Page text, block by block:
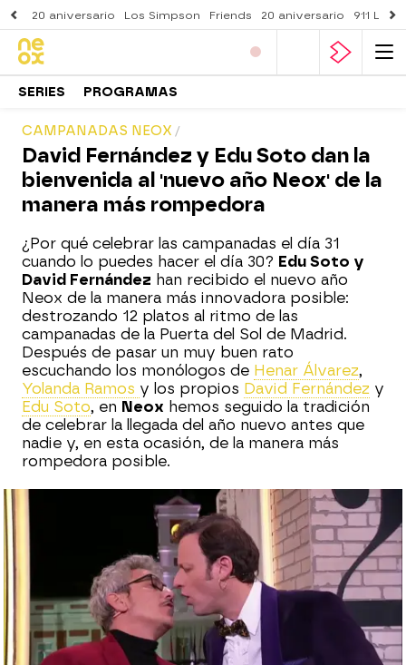
20 aniversario Los Simpson Friends 20 aniversario 911
SERIES PROGRAMAS
CAMPANADAS NEOX
David Fernández y Edu Soto dan la
bienvenida al 'nuevo año Neox' de la
manera más rompedora
¿Por qué celebrar las campanadas el día 31
cuando lo puedes hacer el día 30? Edu Soto y
David Fernández han recibido el nuevo año
Neox de la manera más innovadora posible:
destrozando 12 platos al ritmo de las
campanadas de la Puerta del Sol de Madrid.
Después de pasar un muy buen rato
escuchando los monólogos de Henar Álvarez,
Yolanda Ramos y los propios David Fernández y
Edu Soto, en Neox hemos seguido la tradición
de celebrar la llegada del año nuevo antes que
nadie y, en esta ocasión, de la manera más
rompedora posible.
neox